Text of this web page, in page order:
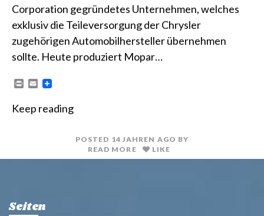
Corporation gegründetes Unternehmen, welches
exklusiv die Teileversorgung der Chrysler
zugehörigen Automobilhersteller übernehmen
sollte. Heute produziert Mopar…
n
E
i
Keep reading
POSTED 14 JAHREN AGO BY
READ MORE
LIKE
Seiten